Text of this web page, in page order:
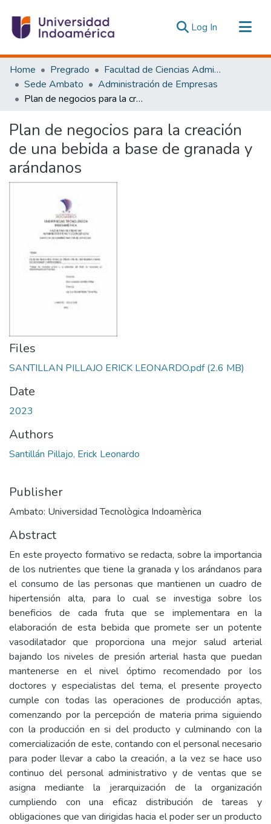
Log In (current)
Communities & Collections
All of DSpace
Statistics
Home Pregrado
Facultad de Ciencias Administrativas y Económicas
Sede Ambato
Administración de Empresas
Plan de negocios para la creación de una bebida a base de granada y arándanos
Plan de negocios para la creación
de una bebida a base de granada y
arándanos
Files
SANTILLAN PILLAJO ERICK LEONARDO.pdf(2.6 MB)
Date
2023
Authors
Santillán Pillajo, Erick Leonardo
Publisher
Ambato: Universidad Tecnològica Indoamèrica
Abstract
En este proyecto formativo se redacta, sobre la importancia
de los nutrientes que tiene la granada y los arándanos para
el consumo de las personas que mantienen un cuadro de
hipertensión alta, para lo cual se investiga sobre los
beneficios de cada fruta que se implementara en la
elaboración de esta bebida que promete ser un potente
vasodilatador que proporciona una mejor salud arterial
bajando los niveles de presión arterial hasta que puedan
mantenerse en el nivel óptimo recomendado por los
doctores y especialistas del tema, el presente proyecto
cumple con todas las operaciones de producción aptas,
comenzando por la percepción de materia prima siguiendo
con la producción en si del producto y culminando con la
comercialización de este, contando con el personal necesario
para poder llevar a cabo la creación, a la vez se hace uso
continuo del personal administrativo y de ventas que se
asigna mediante la jerarquización de la organización
cumpliendo con una eficaz distribución de tareas y
obligaciones que van dirigidas hacia el poder ser un producto